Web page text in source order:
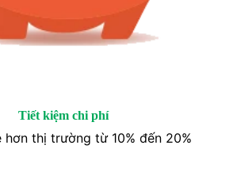
Tiết kiệm chi phí
hơn thị trường từ 10% đến 20%